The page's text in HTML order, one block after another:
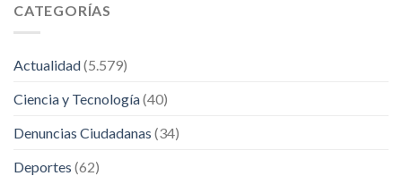
CATEGORÍAS
Actualidad(5.579)
Ciencia y Tecnología(40)
Denuncias Ciudadanas (34)
Deportes (62)